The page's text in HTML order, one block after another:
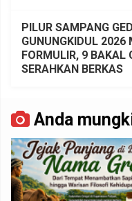
PILUR SAMPANG
GUNUNGKIDUL
FORMULIR, 9 BAKAL
SERAHKAN BERKAS
Anda